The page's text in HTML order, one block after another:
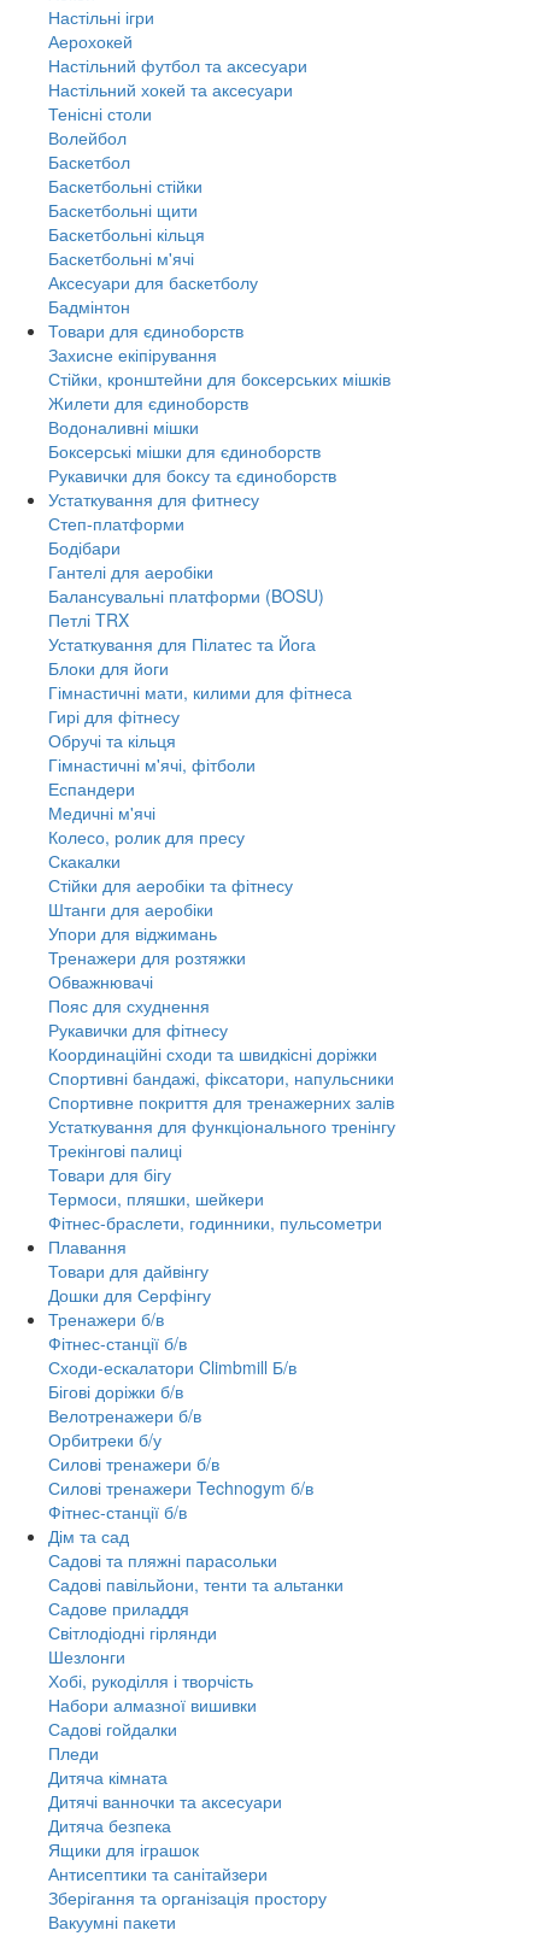
Настільні ігри
Аерохокей
Настільний футбол та аксесуари
Настільний хокей та аксесуари
Тенісні столи
Волейбол
Баскетбол
Баскетбольні стійки
Баскетбольні щити
Баскетбольні кільця
Баскетбольні м'ячі
Аксесуари для баскетболу
Бадмінтон
Товари для єдиноборств
Захисне екіпірування
Стійки, кронштейни для боксерських мішків
Жилети для єдиноборств
Водоналивні мішки
Боксерські мішки для єдиноборств
Рукавички для боксу та єдиноборств
Устаткування для фитнесу
Степ-платформи
Бодібари
Гантелі для аеробіки
Балансувальні платформи (BOSU)
Петлі TRX
Устаткування для Пілатес та Йога
Блоки для йоги
Гімнастичні мати, килими для фітнеса
Гирі для фітнесу
Обручі та кільця
Гімнастичні м'ячі, фітболи
Еспандери
Медичні м'ячі
Колесо, ролик для пресу
Скакалки
Стійки для аеробіки та фітнесу
Штанги для аеробіки
Упори для віджимань
Тренажери для розтяжки
Обважнювачі
Пояс для схуднення
Рукавички для фітнесу
Координаційні сходи та швидкісні доріжки
Спортивні бандажі, фіксатори, напульсники
Спортивне покриття для тренажерних залів
Устаткування для функціонального тренінгу
Трекінгові палиці
Товари для бігу
Термоси, пляшки, шейкери
Фітнес-браслети, годинники, пульсометри
Плавання
Товари для дайвінгу
Дошки для Серфінгу
Тренажери б/в
Фітнес-станції б/в
Сходи-ескалатори Climbmill Б/в
Бігові доріжки б/в
Велотренажери б/в
Орбитреки б/у
Силові тренажери б/в
Силові тренажери Technogym б/в
Фітнес-станції б/в
Дім та сад
Садові та пляжні парасольки
Садові павільйони, тенти та альтанки
Садове приладдя
Світлодіодні гірлянди
Шезлонги
Хобі, рукоділля і творчість
Набори алмазної вишивки
Садові гойдалки
Пледи
Дитяча кімната
Дитячі ванночки та аксесуари
Дитяча безпека
Ящики для іграшок
Антисептики та санітайзери
Зберігання та організація простору
Вакуумні пакети